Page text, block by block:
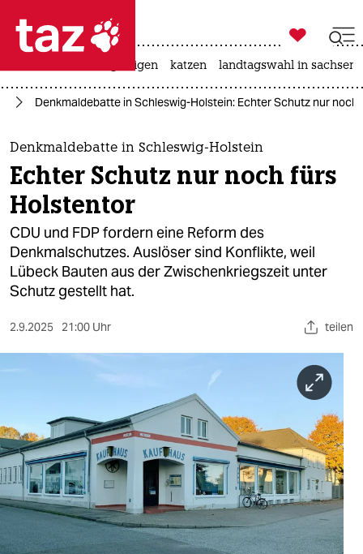
 taz zahl ich
taz zahl ich
themen
politik
öko
gesellschaft
kultur
sport
berlin
wahrheit
verlag
verlag
veranstaltungen

taz zahl ich
bergsteigen katzen landtagswahl in
Denkmaldebatte in Schleswig-Holstein: Echter Schutz nur
Denkmaldebatte in Schleswig-Holstein
Echter Schutz nur noch fürs
Holstentor
CDU und FDP fordern eine Reform des
Denkmalschutzes. Auslöser sind Konflikte, weil
Lübeck Bauten aus der Zwischenkriegszeit unter
Schutz gestellt hat.
2.9.2025 21:00 Uhr teilen